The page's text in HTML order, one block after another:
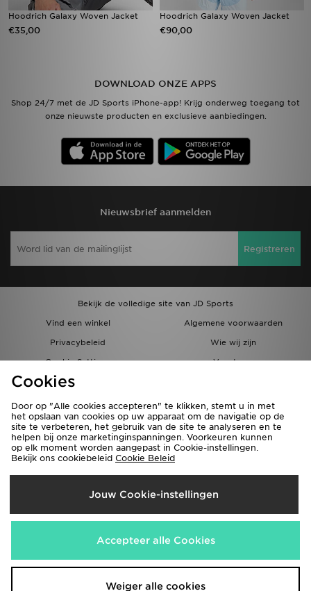
Hoodrich Galaxy Woven Jacket
€35,00
Hoodrich Galaxy Woven Jacket
€90,00
DOWNLOAD ONZE APPS
Shop 24/7 met de JD Sports iPhone-app! Krijg onderweg toegang tot
onze nieuwste producten en exclusieve aanbiedingen.
Nieuwsbrief aanmelden
Registreren
Bekijk de volledige site van JD Sports
Vind een winkel
Algemene voorwaarden
Privacybeleid
Wie wij zijn
Cookie Settings
Vacatures
Bestellingen en Levering
Verzenden Naar
België
Wij accepteren de volgende betaalmethoden
Bezoek onze bedrijfswebsite www.jdplc.com
Cookies
Door op "Alle cookies accepteren" te klikken, stemt u in met
het opslaan van cookies op uw apparaat om de navigatie op de
site te verbeteren, het gebruik van de site te analyseren en te
helpen bij onze marketinginspanningen. Voorkeuren kunnen
op elk moment worden aangepast in Cookie-instellingen.
Bekijk ons cookiebeleid Cookie Beleid
Jouw Cookie-instellingen
Accepteer alle Cookies
Weiger alle cookies